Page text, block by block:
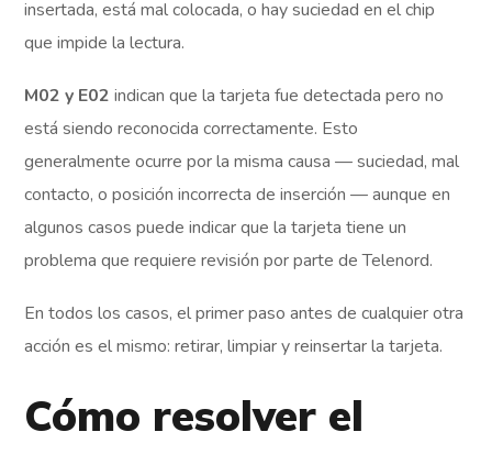
insertada, está mal colocada, o hay suciedad en el chip
que impide la lectura.
M02 y E02 indican que la tarjeta fue detectada pero no
está siendo reconocida correctamente. Esto
generalmente ocurre por la misma causa — suciedad, mal
contacto, o posición incorrecta de inserción — aunque en
algunos casos puede indicar que la tarjeta tiene un
problema que requiere revisión por parte de Telenord.
En todos los casos, el primer paso antes de cualquier otra
acción es el mismo: retirar, limpiar y reinsertar la tarjeta.
Cómo resolver el